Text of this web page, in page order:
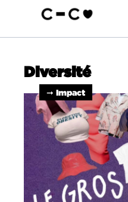
Diversité
➞ Impact